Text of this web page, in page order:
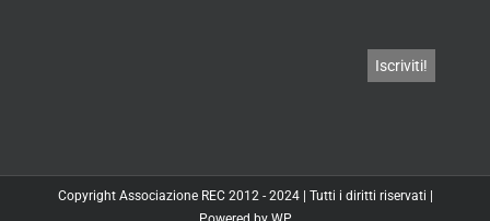
Copyright Associazione REC2012 - 2024 | Tutti i diritti riservati |